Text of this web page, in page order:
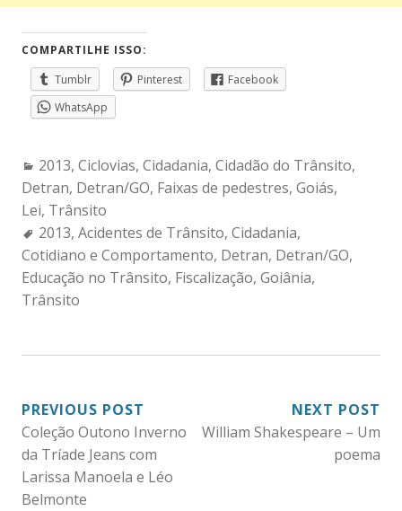
COMPARTILHE ISSO:
Tumblr
Pinterest
Facebook
WhatsApp
Categories:
2013, Ciclovias, Cidadania, Cidadão do Trânsito,
Detran, Detran/GO, Faixas de pedestres, Goiás,
Lei, Trânsito
Tags:
2013, Acidentes de Trânsito, Cidadania,
Cotidiano e Comportamento, Detran, Detran/GO,
Educação no Trânsito, Fiscalização, Goiânia,
Trânsito
NAVEGAÇÃO
DE
POST
PREVIOUS POST
Coleção Outono Inverno
da Tríade Jeans com
Larissa Manoela e Léo
Belmonte
NEXT POST
William Shakespeare – Um
poema